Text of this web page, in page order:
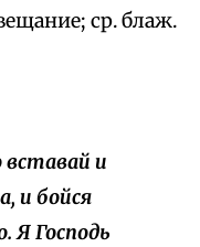
ср. блаж.
вставай и
и бойся
Я Господь